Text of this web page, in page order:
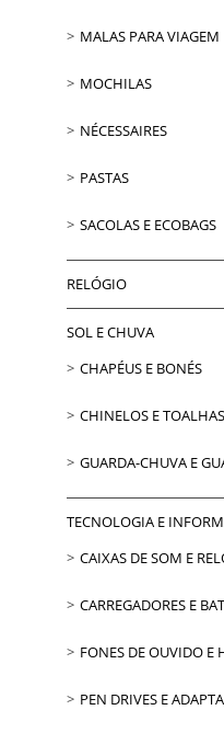
MALAS PARA VIAGEM
MOCHILAS
NÉCESSAIRES
PASTAS
SACOLAS E ECOBAGS
RELÓGIO
SOL E CHUVA
CHAPÉUS E BONÉS
CHINELOS E TOALHAS
GUARDA-CHUVA E
TECNOLOGIA E
CAIXAS DE SOM E
CARREGADORES E
FONES DE OUVIDO E
PEN DRIVES E